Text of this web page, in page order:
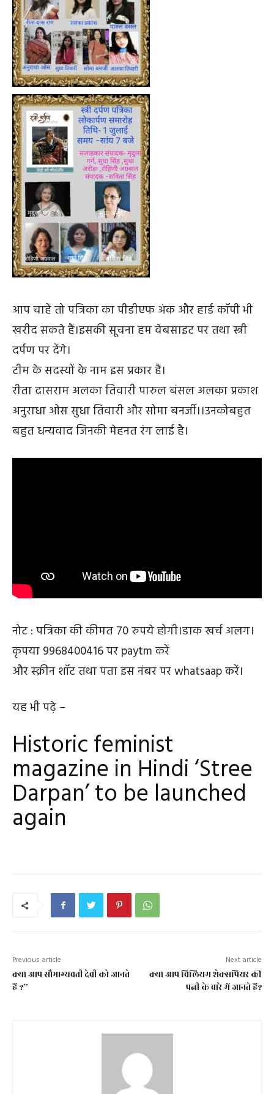
आप चाहें तो पत्रिका का पीडीएफ अंक और हार्ड कॉपी भी
खरीद सकते हैं।इसकी सूचना हम वेबसाइट पर तथा स्त्री
दर्पण पर देंगे।
टीम के सदस्यों के नाम इस प्रकार हैं।
रीता दासराम अलका तिवारी पारुल बंसल अलका प्रकाश
अनुराधा ओस सुधा तिवारी और सोमा बनर्जी।।उनकोबहुत
बहुत धन्यवाद जिनकी मेहनत रंग लाई है।
नोट : पत्रिका की कीमत 70 रुपये होगी।डाक खर्च अलग।
कृपया 9968400416 पर paytm करें
और स्क्रीन शॉट तथा पता इस नंबर पर whatsaap करें।
यह भी पढ़े –
Historic feminist
magazine in Hindi ‘Stree
Darpan’ to be launched
again
Previous article
क्या आप सौभाग्यवती देवी को जानते
हैं ?”
Next article
क्या आप विलियम शेक्सपियर की
पत्नी के बारे में जानते हैं?